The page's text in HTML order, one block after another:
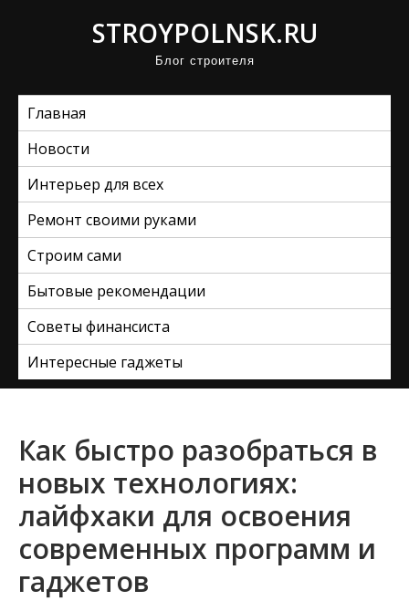
STROYPOLNSK.RU
Блог строителя
Главная
Новости
Интерьер для всех
Ремонт своими руками
Строим сами
Бытовые рекомендации
Советы финансиста
Интересные гаджеты
Как быстро разобраться в
новых технологиях:
лайфхаки для освоения
современных программ и
гаджетов